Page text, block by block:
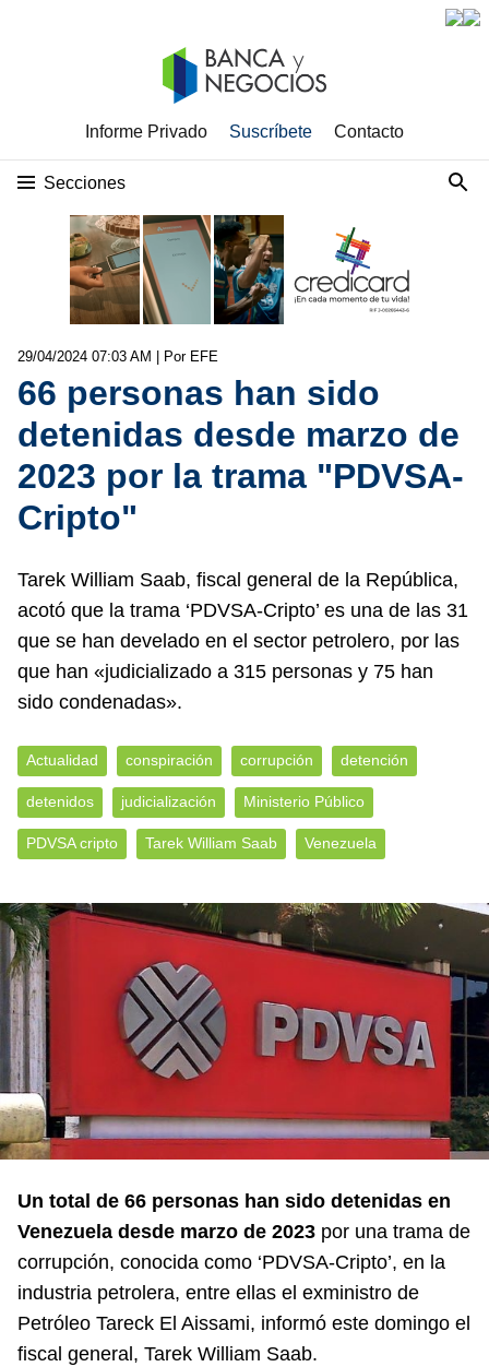
Informe Privado Suscríbete Contacto
Secciones
29/04/2024 07:03 AM | Por EFE
66 personas han sido
detenidas desde marzo de
2023 por la trama "PDVSA-
Cripto"
Tarek William Saab, fiscal general de la República,
acotó que la trama ‘PDVSA-Cripto’ es una de las 31
que se han develado en el sector petrolero, por las
que han «judicializado a 315 personas y 75 han
sido condenadas».
Actualidad conspiración corrupción detención
detenidos judicialización Ministerio Público
PDVSA cripto Tarek William Saab Venezuela
Un total de 66 personas han sido detenidas en
Venezuela desde marzo de 2023 por una trama de
corrupción, conocida como ‘PDVSA-Cripto’, en la
industria petrolera, entre ellas el exministro de
Petróleo Tareck El Aissami, informó este domingo el
fiscal general, Tarek William Saab.